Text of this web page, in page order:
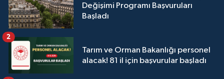
Değişimi Programı Başvuruları
Başladı
Tarım ve Orman Bakanlığı personel
alacak! 81 il için başvurular başladı
2